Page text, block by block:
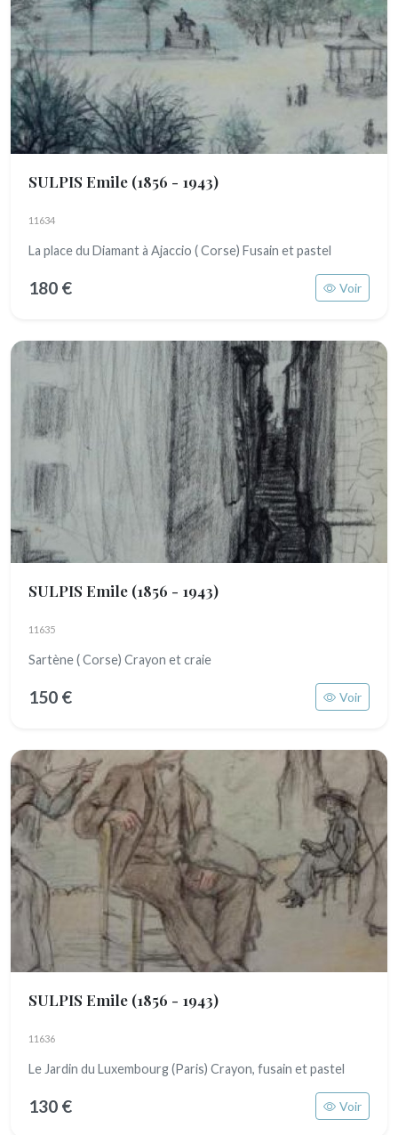
SULPIS Emile (1856 - 1943)
11634
La place du Diamant à Ajaccio ( Corse) Fusain et pastel
180 € Voir
SULPIS Emile (1856 - 1943)
11635
Sartène ( Corse) Crayon et craie
150 € Voir
SULPIS Emile (1856 - 1943)
11636
Le Jardin du Luxembourg (Paris) Crayon, fusain et pastel
130 € Voir